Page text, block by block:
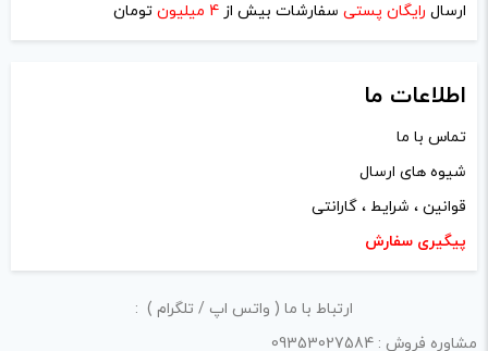
نام *
ایمیل*
ارسال رایگان پستی سفارشات بیش از 4 میلیون تومان
اطلاعات ما
تماس با ما
شیوه های ارسال
قوانین ، شرایط ، گارانتی
پیگیری سفارش
ارتباط با ما ( واتس اپ / تلگرام ) :
مشاوره فروش : 09353027584